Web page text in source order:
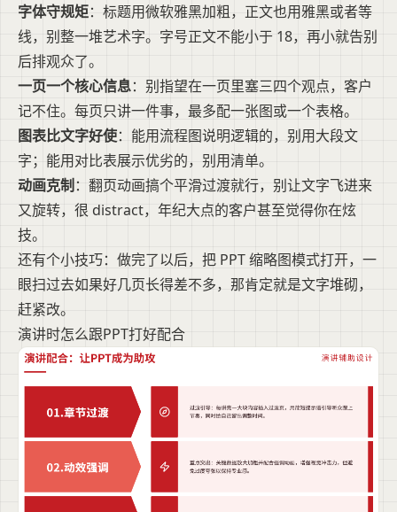
字体守规矩：标题用微软雅黑加粗，正文也用雅黑或者等
线，别整一堆艺术字。字号正文不能小于 18，再小就告别
后排观众了。
一页一个核心信息：别指望在一页里塞三四个观点，客户
记不住。每页只讲一件事，最多配一张图或一个表格。
图表比文字好使：能用流程图说明逻辑的，别用大段文
字；能用对比表展示优劣的，别用清单。
动画克制 ：翻页动画搞个平滑过渡就行，别让文字飞进来
又旋转，很 distract，年纪大点的客户甚至觉得你在炫
技。
还有个小技巧：做完了以后，把 PPT 缩略图模式打开，一
眼扫过去如果好几页长得差不多，那肯定就是文字堆砌，
赶紧改。
演讲时怎么跟PPT打好配合